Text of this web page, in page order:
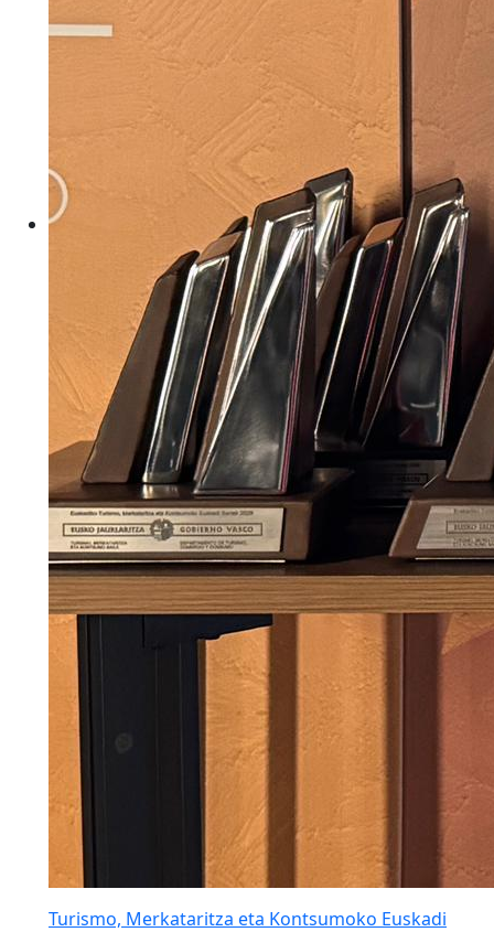
Turismo, Merkataritza eta Kontsumoko Euskadi